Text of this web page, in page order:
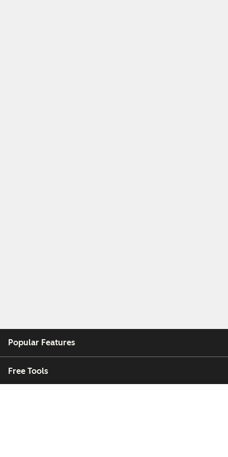
Popular Features
Free Tools